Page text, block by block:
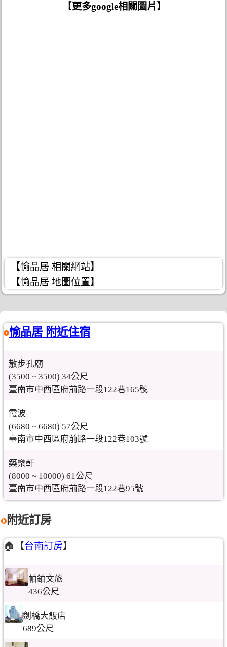
【更多google相關圖片 】
【愉品居 相關網站】
【愉品居 地圖位置】
愉品居 附近住宿
散步孔廟
(3500 ~ 3500) 34公尺
臺南市中西區府前路一段122巷165號
霞波
(6680 ~ 6680) 57公尺
臺南市中西區府前路一段122巷103號
築樂軒
(8000 ~ 10000) 61公尺
臺南市中西區府前路一段122巷95號
附近訂房
🏠【台南訂房】
帕鉑文旅
436公尺
劍橋大飯店
689公尺